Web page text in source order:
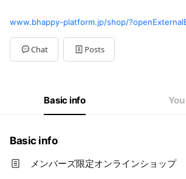
www.bhappy-platform.jp/shop/
Chat Posts
Basic info
Basic info
メンバーズ限定オンラインショップ